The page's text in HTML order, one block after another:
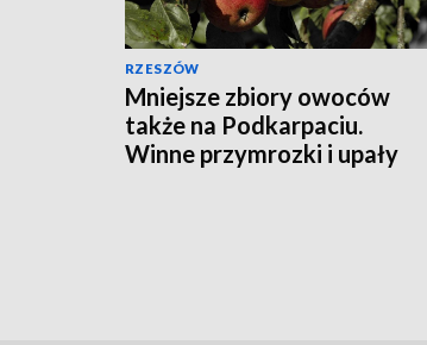
RZESZÓW
Mniejsze zbiory owoców
także na Podkarpaciu.
Winne przymrozki i upały